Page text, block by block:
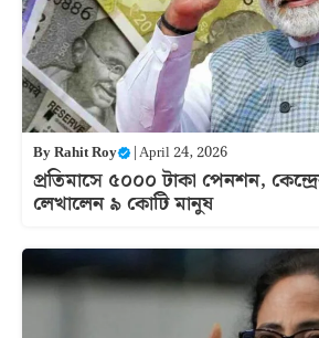
ByRahit Roy |April 24, 2026
প্রতিমাসে ৫০০০ টাকা পেনশন,
লেখালেন ৯ কোটি মানুষ